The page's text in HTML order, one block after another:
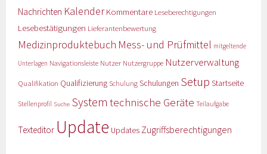
Nachrichten KalenderKommentare Leseberechtigungen
Lesebestätigungen Lieferantenbewertung
Medizinproduktebuch Mess- und Prüfmittel mitgeltende
Unterlagen Navigationsleiste Nutzer Nutzergruppe Nutzerverwaltung
Qualifikation Qualifizierung Schulung Schulungen Setup Startseite
Stellenprofil Suche System technische Geräte Teilaufgabe
Texteditor Update Updates Zugriffsberechtigungen